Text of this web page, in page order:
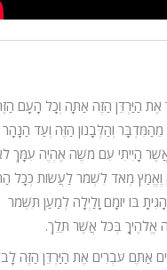
הַיַּרְדֵּן הַזֶּה אַתָּה וְכָל הָעָם
מֵהַמִּדְבָּר וְהַלְּבָנוֹן הַזֶּה וְעַד הַנָּהָר
הָיִיתִי עִם מֹשֶׁה אֶהְיֶה עִמָּךְ
וֶאֱמַץ מְאֹד לִשְׁמֹר לַעֲשׂוֹת כְּכָל
בּוֹ יוֹמָם וָלַיְלָה לְמַעַן תִּשְׁמֹר
אֱלֹהֶיךָ בְּכֹל אֲשֶׁר תֵּלֵךְ.
אַתֶּם עֹבְרִים אֶת הַיַּרְדֵּן הַזֶּה